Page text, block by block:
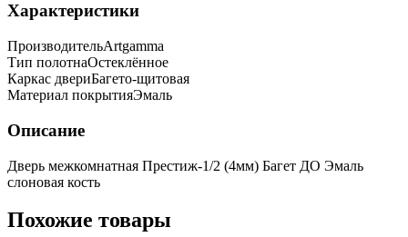
Характеристики
ПроизводительArtgamma
Тип полотнаОстеклённое
Каркас двериБагето-щитовая
Материал покрытияЭмаль
Описание
Дверь межкомнатная Престиж-1/2 (4мм) Багет ДО Эмаль
слоновая кость
Похожие товары